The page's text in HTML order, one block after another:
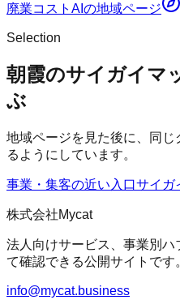
廃業コストAI の地域ページ
Selection
朝霞のサイガイマ
ぶ
地域ページを見た後に、同
るようにしています。
事業・集客の近い入口サイガ
株式会社Mycat
法人向けサービス、事業別
て確認できる公開サイトです
info@mycat.business